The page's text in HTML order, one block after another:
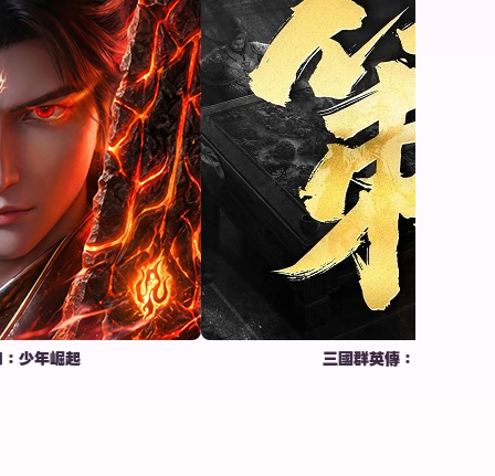
起 三國群英傳：策定九州